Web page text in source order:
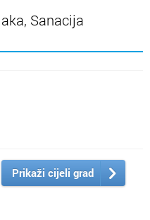
Sanacija
Prikaži cijeli grad